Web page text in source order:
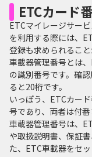
ETCカード
ETCマイレージサー
を利用する際には、
登録も求められること
車載器管理番号とは
の識別番号です。確
ると20桁です。
いっぽう、ETCカー
号であり、両者は付番
車載器管理番号は、
や取扱説明書、保証
た、ETC車載器をセ